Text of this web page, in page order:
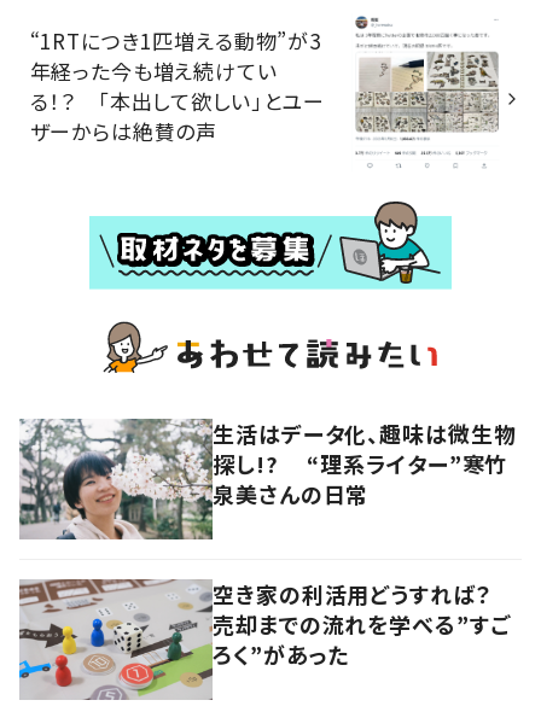
“1RTにつき1匹増える動物”が3
年経った今も増え続けてい
る！？ 「本出して欲しい」とユー
ザーからは絶賛の声
生活はデータ化、趣味は微生物
探し!? “理系ライター”寒竹
泉美さんの日常
空き家の利活用どうすれば？
売却までの流れを学べる”すご
ろく”があった